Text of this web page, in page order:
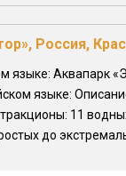
Россия,
языке: Аквапарк
языке:
11
до